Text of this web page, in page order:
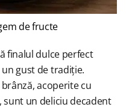
de fructe
finalul dulce perfect
gust de tradiție.
acoperite cu
sunt un deliciu decadent